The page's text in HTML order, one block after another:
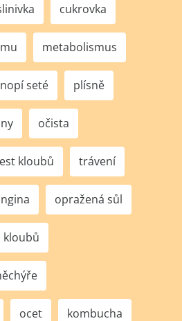
cukrovka
metabolismus
seté plísně
očista
kloubů trávení
opražená sůl
kloubů
ocet kombucha